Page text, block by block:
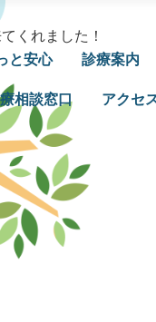
と安心 診療案内
相談窓口 アクセ
くれました！